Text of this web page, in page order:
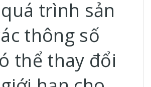
trình sản
thông số
thể thay đổi